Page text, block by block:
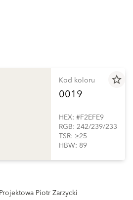
star_border
Kod koloru
0019
HEX: #F2EFE9
RGB: 242/239/233
TSR: ≥25
HBW: 89
Piotr Zarzycki